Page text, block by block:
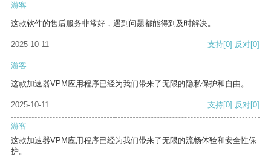
游客
这款软件的售后服务非常好，遇到问题都能得到及时解决。
2025-10-11 支持[0] 反对[0]
游客
这款加速器VPM应用程序已经为我们带来了无限的隐私保护和自由。
2025-10-11 支持[0] 反对[0]
游客
这款加速器VPM应用程序已经为我们带来了无限的流畅体验和安全性保
护。